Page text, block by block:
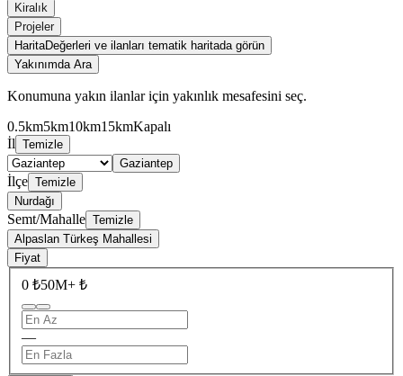
Kiralık
Projeler
HaritaDeğerleri ve ilanları tematik haritada görün
Yakınımda Ara
Konumuna yakın ilanlar için yakınlık mesafesini seç.
0.5km5km10km15kmKapalı
İl Temizle
Gaziantep
İlçe Temizle
Nurdağı
Semt/Mahalle Temizle
Alpaslan Türkeş Mahallesi
Fiyat
0 ₺50M+ ₺
—